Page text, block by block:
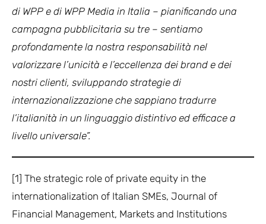
di WPP e di WPP Media in Italia – pianificando una
campagna pubblicitaria su tre – sentiamo
profondamente la nostra responsabilità nel
valorizzare l’unicità e l’eccellenza dei brand e dei
nostri clienti, sviluppando strategie di
internazionalizzazione che sappiano tradurre
l’italianità in un linguaggio distintivo ed efficace a
livello universale”.
[1] The strategic role of private equity in the
internationalization of Italian SMEs, Journal of
Financial Management, Markets and Institutions